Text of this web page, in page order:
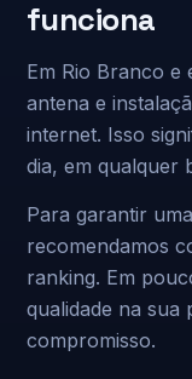
funciona
Em Rio Branco e
antena e
internet. Isso
dia, em qualquer
Para garantir
recomendamos
ranking. Em
qualidade na sua
compromisso.